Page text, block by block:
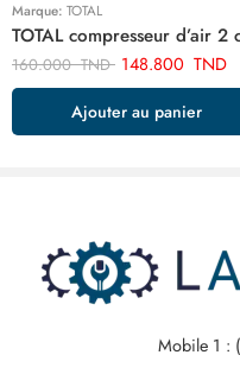
Marque: TOTAL
160.000TND 148.800 TND
Ajouter au panier
Mobile 1 :